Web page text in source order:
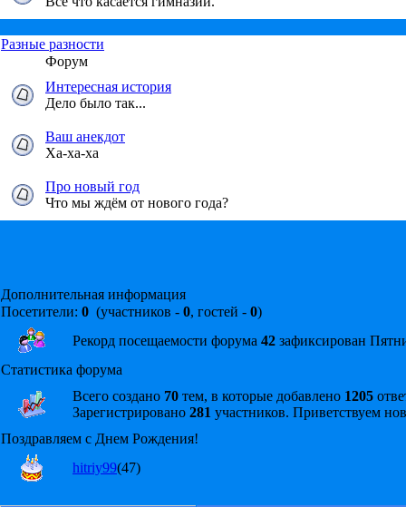
Разные разности
Форум
Интересная история
Дело было так...
Ваш анекдот
Ха-ха-ха
Про новый год
Что мы ждём от нового года?
Дополнительная информация
Посетители: 0 (участников - 0, гостей - 0)
Рекорд посещаемости форума 42 зафиксирован
Статистика форума
Всего создано 70 тем, в которые добавлено 1205
Зарегистрировано 281 участников. Приветствуем
Поздравляем с Днем Рождения!
hitriy99(47)